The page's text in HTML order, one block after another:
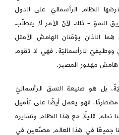
النظام الرأسماليّ على الدول
النموّ – ذلك لأنّ الأمر لا يتطلّب
هما اللذان يؤمّنان الهامش الأمثل
ووظيفيّ للرأسماليّة. فهي لا تقوم
هامش مهدور المصير.
بل هو صنيعة النسق الرأسماليّ
مضطردًا، فهو يعمل أيضًا على تأميل
قليلًا مع هذا النظام ونسايره
جميعًا في هذا العالم مصنّعين في